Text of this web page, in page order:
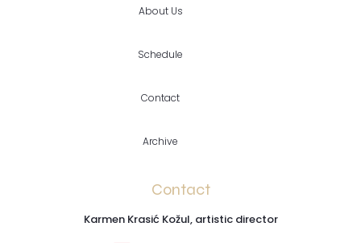
About Us
Schedule
Contact
Archive
Contact
Karmen Krasić Kožul, artistic director